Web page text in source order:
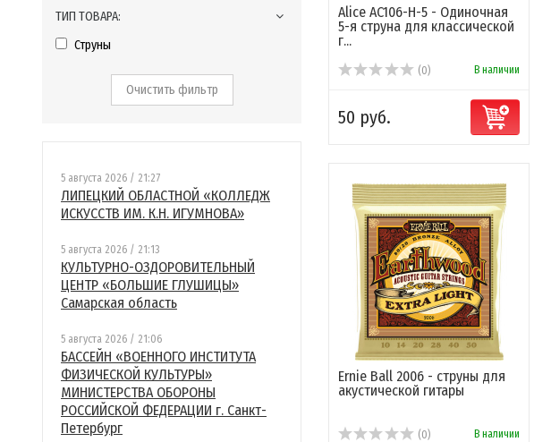
ТИП ТОВАРА:
Струны
Очистить фильтр
5 августа 2026 / 21:27
ЛИПЕЦКИЙ ОБЛАСТНОЙ «КОЛЛЕДЖ
ИСКУССТВ ИМ. К.Н. ИГУМНОВА»
5 августа 2026 / 21:13
КУЛЬТУРНО-ОЗДОРОВИТЕЛЬНЫЙ
ЦЕНТР «БОЛЬШИЕ ГЛУШИЦЫ»
Самарская область
5 августа 2026 / 21:06
БАССЕЙН «ВОЕННОГО ИНСТИТУТА
ФИЗИЧЕСКОЙ КУЛЬТУРЫ»
МИНИСТЕРСТВА ОБОРОНЫ
РОССИЙСКОЙ ФЕДЕРАЦИИ г. Санкт-
Петербург
Alice AC106-H-5 - Одиночная
5-я струна для классической
г...
(0) В наличии
50 руб.
Ernie Ball 2006 - струны для
акустической гитары
(0) В наличии